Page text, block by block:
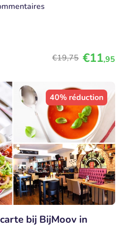
€19,75 €11,95
40% réduction
bij BijMoov in